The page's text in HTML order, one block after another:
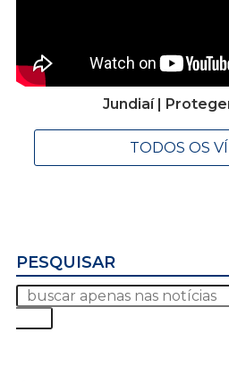
Jundiaí |
TODOS OS
PESQUISAR